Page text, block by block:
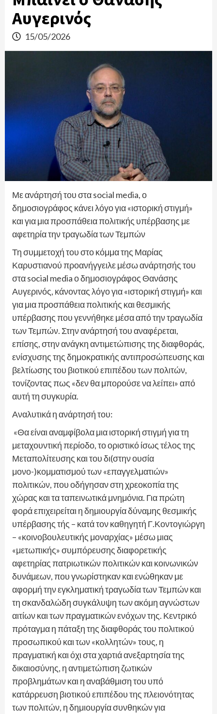
Αυγερινός
15/05/2026
Με ανάρτησή του στα social media, ο
δημοσιογράφος κάνει λόγο για «ιστορική στιγμή»
και για μια προσπάθεια πολιτικής υπέρβασης με
αφετηρία την τραγωδία των Τεμπών
Τη συμμετοχή του στο κόμμα της Μαρίας
Καρυστιανού προανήγγειλε μέσω ανάρτησής του
στα social media ο δημοσιογράφος Θανάσης
Αυγερινός, κάνοντας λόγο για «ιστορική στιγμή» και
για μια προσπάθεια πολιτικής και θεσμικής
υπέρβασης που γεννήθηκε μέσα από την τραγωδία
των Τεμπών. Στην ανάρτησή του αναφέρεται,
επίσης, στην ανάγκη αντιμετώπισης της διαφθοράς,
ενίσχυσης της δημοκρατικής αντιπροσώπευσης και
βελτίωσης του βιοτικού επιπέδου των πολιτών,
τονίζοντας πως «δεν θα μπορούσε να λείπει» από
αυτή τη συγκυρία.
Αναλυτικά η ανάρτησή του:
«Θα είναι αναμφίβολα μια ιστορική στιγμή για τη
μεταχουντική περίοδο, το οριστικό ίσως τέλος της
Μεταπολίτευσης και του δι(στην ουσία
μονο-)κομματισμού των «επαγγελματιών»
πολιτικών, που οδήγησαν στη χρεοκοπία της
χώρας και τα ταπεινωτικά μνημόνια. Για πρώτη
φορά επιχειρείται η δημιουργία δύναμης θεσμικής
υπέρβασης τής – κατά τον καθηγητή Γ.Κοντογιώργη
– «κοινοβουλευτικής μοναρχίας» μέσω μιας
«μετωπικής» συμπόρευσης διαφορετικής
αφετηρίας πατριωτικών πολιτικών και κοινωνικών
δυνάμεων, που γνωρίστηκαν και ενώθηκαν με
αφορμή την εγκληματική τραγωδία των Τεμπών και
τη σκανδαλώδη συγκάλυψη των ακόμη αγνώστων
αιτίων και των πραγματικών ενόχων της. Κεντρικό
πρόταγμα η πάταξη της διαφθοράς του πολιτικού
προσωπικού και των «κολλητών» τους, η
πραγματική και όχι στα χαρτιά ανεξαρτησία της
δικαιοσύνης, η αντιμετώπιση ζωτικών
προβλημάτων και η αναβάθμιση του υπό
κατάρρευση βιοτικού επιπέδου της πλειονότητας
των πολιτών, η δημιουργία συνθηκών για